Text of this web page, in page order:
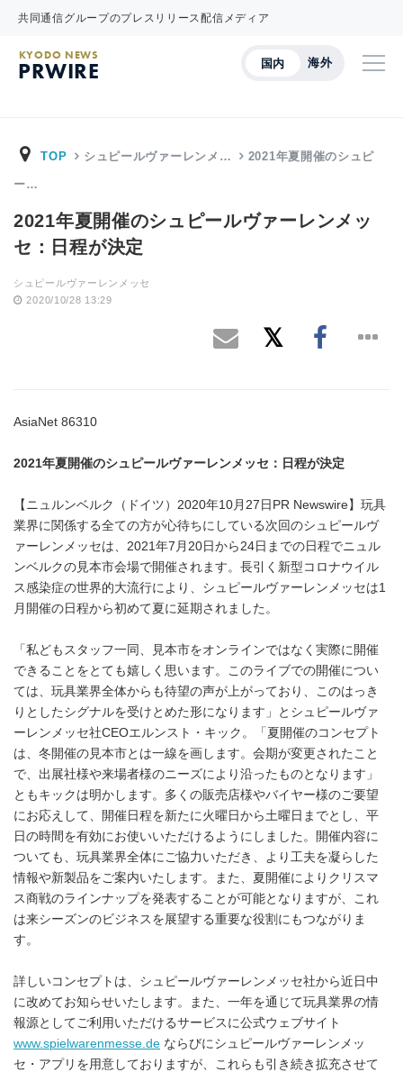
共同通信グループのプレスリリース配信メディア
国内 海外
KYODO NEWS
PRWIRE
TOP シュピールヴァーレンメ… 2021年夏開催のシュピ
ー…
2021年夏開催のシュピールヴァーレンメッ
セ：日程が決定
シュピールヴァーレンメッセ
2020/10/28 13:29
AsiaNet 86310
2021年夏開催のシュピールヴァーレンメッセ：日程が決定
【ニュルンベルク（ドイツ）2020年10月27日PR Newswire】玩具
業界に関係する全ての方が心待ちにしている次回のシュピールヴ
ァーレンメッセは、2021年7月20日から24日までの日程でニュル
ンベルクの見本市会場で開催されます。長引く新型コロナウイル
ス感染症の世界的大流行により、シュピールヴァーレンメッセは1
月開催の日程から初めて夏に延期されました。
「私どもスタッフ一同、見本市をオンラインではなく実際に開催
できることをとても嬉しく思います。このライブでの開催につい
ては、玩具業界全体からも待望の声が上がっており、このはっき
りとしたシグナルを受けとめた形になります」とシュピールヴァ
ーレンメッセ社CEOエルンスト・キック。「夏開催のコンセプト
は、冬開催の見本市とは一線を画します。会期が変更されたこと
で、出展社様や来場者様のニーズにより沿ったものとなります」
ともキックは明かします。多くの販売店様やバイヤー様のご要望
にお応えして、開催日程を新たに火曜日から土曜日までとし、平
日の時間を有効にお使いいただけるようにしました。開催内容に
ついても、玩具業界全体にご協力いただき、より工夫を凝らした
情報や新製品をご案内いたします。また、夏開催によりクリスマ
ス商戦のラインナップを発表することが可能となりますが、これ
は来シーズンのビジネスを展望する重要な役割にもつながりま
す。
詳しいコンセプトは、シュピールヴァーレンメッセ社から近日中
に改めてお知らせいたします。また、一年を通じて玩具業界の情
報源としてご利用いただけるサービスに公式ウェブサイト
www.spielwarenmesse.de ならびにシュピールヴァーレンメッ
セ・アプリを用意しておりますが、これらも引き続き拡充させて